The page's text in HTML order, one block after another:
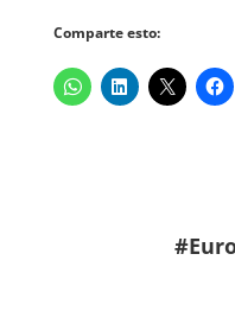
Comparte esto: